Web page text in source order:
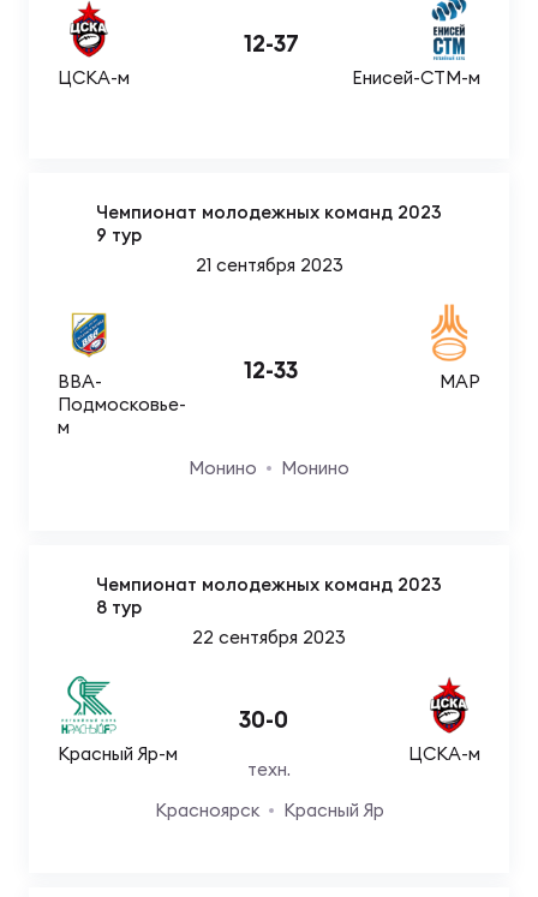
ЦСКА-м
12-37
Енисей-СТМ-м
Чемпионат молодежных команд 2023
9 тур
21 сентября 2023
ВВА-
Подмосковье-
м
12-33 МАР
Монино Монино
Чемпионат молодежных команд 2023
8 тур
22 сентября 2023
Красный Яр-м
30-0
ЦСКА-м
техн.
Красноярск
Красный Яр